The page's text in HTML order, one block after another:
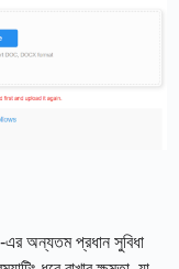
অন্যতম প্রধান সুবিধা